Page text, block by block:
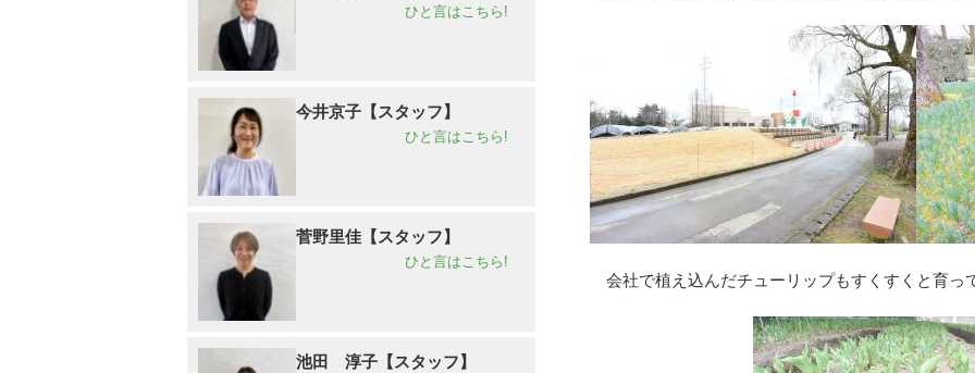
会社で植え込んだチューリップもすくすくと育
ひと言はこちら!
今井京子【スタッフ】
ひと言はこちら!
菅野里佳【スタッフ】
ひと言はこちら!
池田 淳子【スタッフ】